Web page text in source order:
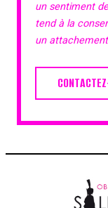
un sentiment
tend à la
un